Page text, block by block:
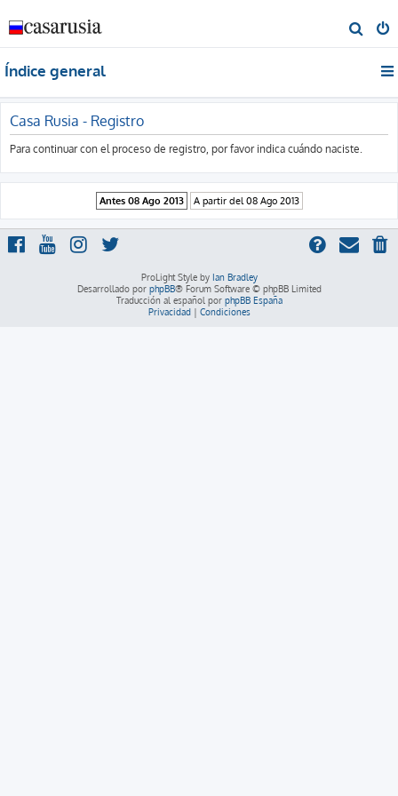
u
r
Índice general
Casa Rusia - Registro
Para continuar con el proceso de registro, por favor indica cuándo naciste.
ProLight Style by Ian Bradley
Desarrollado por phpBB® Forum Software © phpBB Limited
Traducción al español por phpBB España
Privacidad| Condiciones